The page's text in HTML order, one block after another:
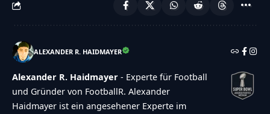
ALEXANDER R. HAIDMAYER
Alexander R. Haidmayer - Experte für Football
und Gründer von FootballR. Alexander
Haidmayer ist ein angesehener Experte im